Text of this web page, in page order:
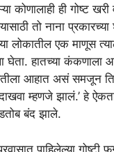
कोणालाही ही गोष्ट खरी
तो नाना
लोकातील एक माणूस
घेता. हातच्या कंकणाला
आहात असं समजून
म्हणजे झालं.’ हे
बंद झाले.
पाहिलेल्या गोष्टी